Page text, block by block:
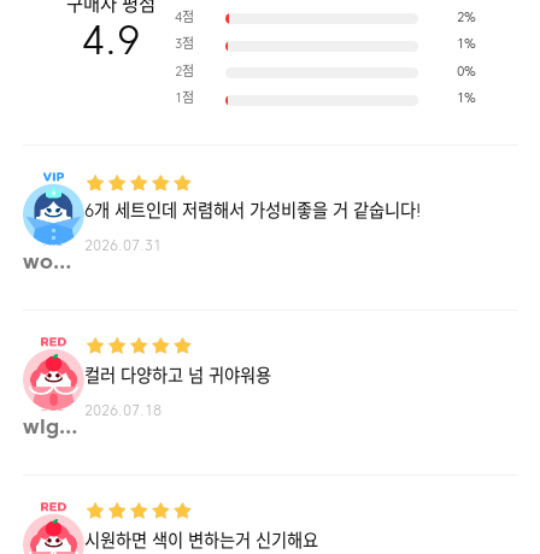
구매자 평점
4.9
4점 2%
3점 1%
2점 0%
1점 1%
wow15**
6개 세트인데 저렴해서 가성비좋을 거 같숩니다!
2026.07.31
wlgus**
컬러 다양하고 넘 귀야워용
2026.07.18
시원하면 색이 변하는거 신기해요